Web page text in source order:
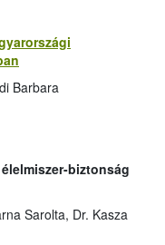
Barbara
biztonság
Sarolta, Dr. Kasza